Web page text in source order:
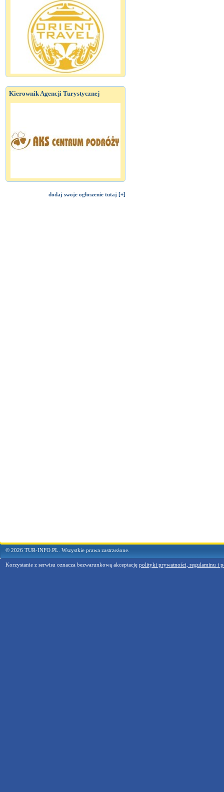
Kierownik Agencji Turystycznej
dodaj swoje ogłoszenie tutaj [+]
© 2026 TUR-INFO.PL. Wszystkie prawa zastrzeżone.
Korzystanie z serwisu oznacza bezwarunkową akceptację polityki prywatności, regulaminu i